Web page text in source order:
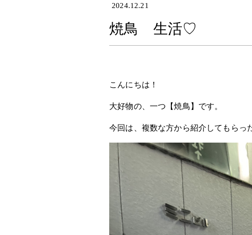
2024.12.21
焼鳥 生活♡
こんにちは！
大好物の、一つ【焼鳥】です。
今回は、複数な方から紹介してもらっ